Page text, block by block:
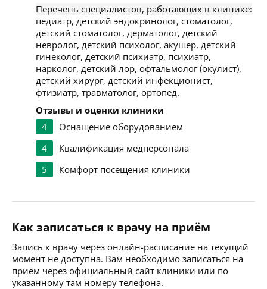
Перечень специалистов, работающих в клинике:
педиатр, детский эндокринолог, стоматолог,
детский стоматолог, дерматолог, детский
невролог, детский психолог, акушер, детский
гинеколог, детский психиатр, психиатр,
нарколог, детский лор, офтальмолог (окулист),
детский хирург, детский инфекционист,
фтизиатр, травматолог, ортопед.
Отзывы и оценки клиники
4
Оснащение оборудованием
4
Квалификация медперсонала
5
Комфорт посещения клиники
Как записаться к врачу на приём
Запись к врачу через онлайн-расписание на текущий
момент не доступна. Вам необходимо записаться на
приём через официальный сайт клиники или по
указанному там номеру телефона.